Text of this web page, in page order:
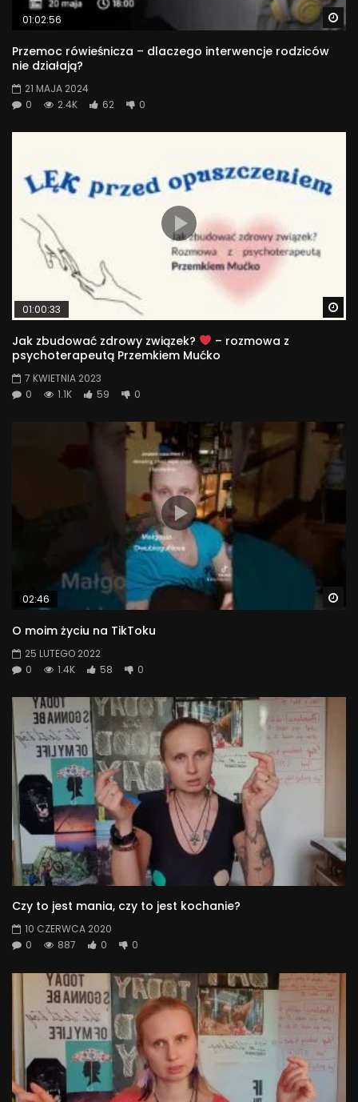
01:02:56
Przemoc rówieśnicza – dlaczego interwencje rodziców
nie działają?
21 MAJA 2024
0
2.4K 62 0
01:00:33
Jak zbudować zdrowy związek?
– rozmowa z
psychoterapeutą Przemkiem Mućko
7 KWIETNIA 2023
0
1.1K 59 0
02:46
O moim życiu na TikToku
25 LUTEGO 2022
0
1.4K 58 0
Czy to jest mania, czy to jest kochanie?
10 CZERWCA 2020
0
887 0 0